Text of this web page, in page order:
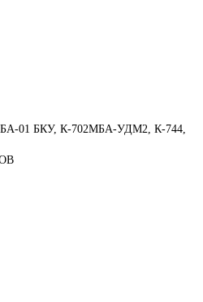
01 БКУ, К-702МБА-УДМ2, К-744,